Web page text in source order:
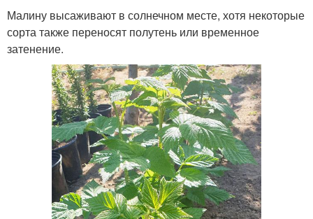
Малину высаживают в солнечном месте, хотя некоторые
сорта также переносят полутень или временное
затенение.